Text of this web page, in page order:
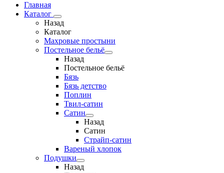
Главная
Каталог
Назад
Каталог
Махровые простыни
Постельное бельё
Назад
Постельное бельё
Бязь
Бязь детство
Поплин
Твил-сатин
Сатин
Назад
Сатин
Страйп-сатин
Вареный хлопок
Подушки
Назад